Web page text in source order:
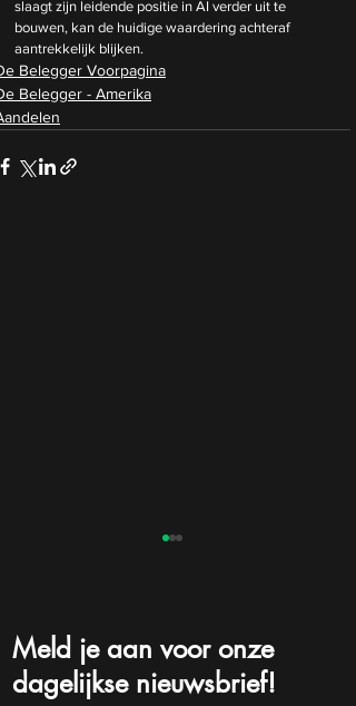
slaagt zijn leidende positie in AI verder uit te
bouwen, kan de huidige waardering achteraf
aantrekkelijk blijken.
Belegger Voorpagina
Belegger - Amerika
Meld je aan voor onze
dagelijkse nieuwsbrief!